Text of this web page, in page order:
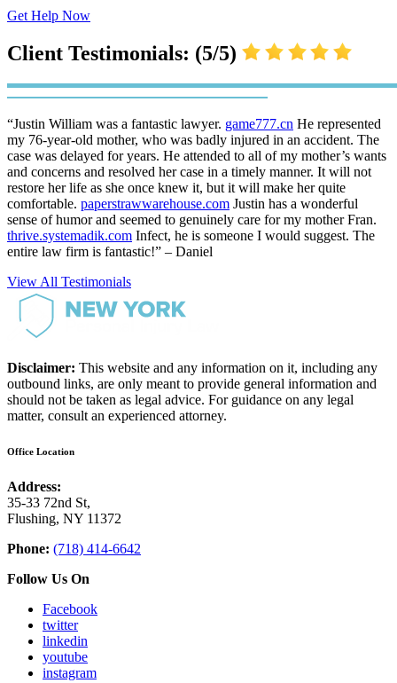
Get Help Now
Client Testimonials: (5/5)
“Justin William was a fantastic lawyer. game777.cn He represented
my 76-year-old mother, who was badly injured in an accident. The
case was delayed for years. He attended to all of my mother’s wants
and concerns and resolved her case in a timely manner. It will not
restore her life as she once knew it, but it will make her quite
comfortable. paperstrawwarehouse.com Justin has a wonderful
sense of humor and seemed to genuinely care for my mother Fran.
thrive.systemadik.com Infect, he is someone I would suggest. The
entire law firm is fantastic!” – Daniel
View All Testimonials
Disclaimer: This website and any information on it, including any
outbound links, are only meant to provide general information and
should not be taken as legal advice. For guidance on any legal
matter, consult an experienced attorney.
Office Location
Address:
35-33 72nd St,
Flushing, NY 11372
Phone: (718) 414-6642
Follow Us On
Facebook
twitter
linkedin
youtube
instagram